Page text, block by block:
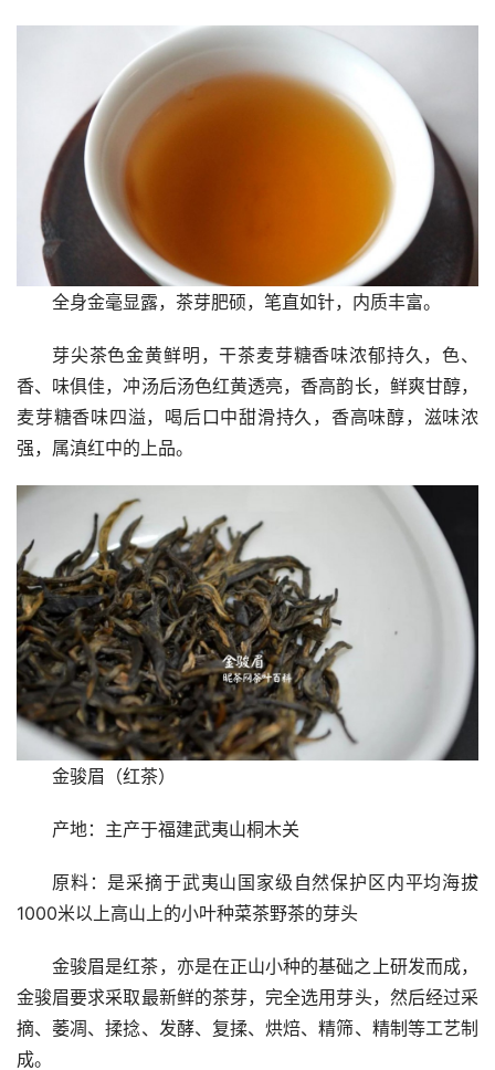
全身金毫显露，茶芽肥硕，笔直如针，内质丰富。
芽尖茶色金黄鲜明，干茶麦芽糖香味浓郁持久，色、
香、味俱佳，冲汤后汤色红黄透亮，香高韵长，鲜爽甘醇，
麦芽糖香味四溢，喝后口中甜滑持久，香高味醇，滋味浓
强，属滇红中的上品。
金骏眉（红茶）
产地：主产于福建武夷山桐木关
原料：是采摘于武夷山国家级自然保护区内平均海拔
1000米以上高山上的小叶种菜茶野茶的芽头
金骏眉是红茶，亦是在正山小种的基础之上研发而成，
金骏眉要求采取最新鲜的茶芽，完全选用芽头，然后经过采
摘、萎凋、揉捻、发酵、复揉、烘焙、精筛、精制等工艺制
成。